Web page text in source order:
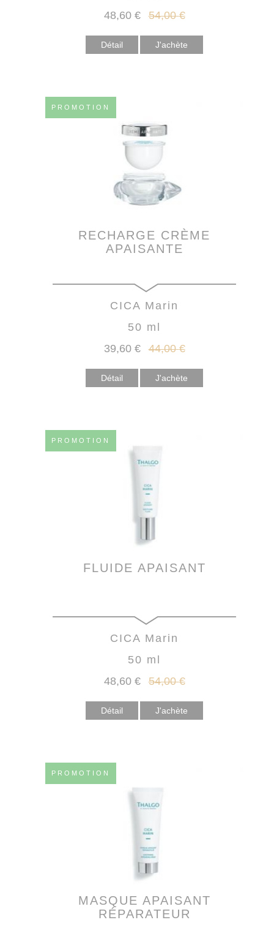
48,60 € 54,00 €
Détail
PROMOTION
RECHARGE CRÈME
APAISANTE
CICA Marin
50 ml
39,60 € 44,00 €
Détail
PROMOTION
FLUIDE APAISANT
CICA Marin
50 ml
48,60 € 54,00 €
Détail
PROMOTION
MASQUE APAISANT
RÉPARATEUR